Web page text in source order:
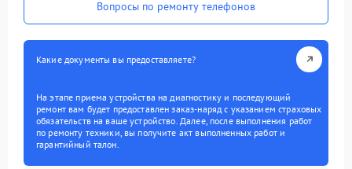
Вопросы по ремонту телефонов
Какие документы вы предоставляете?
На этапе приема устройства на диагностику и последующий
ремонт вам будет предоставлен заказ-наряд с указанием страховых
обязательств на ваше устройство. Далее, после выполнения работ
по ремонту техники, вы получите акт выполненных работ и
гарантийный талон.